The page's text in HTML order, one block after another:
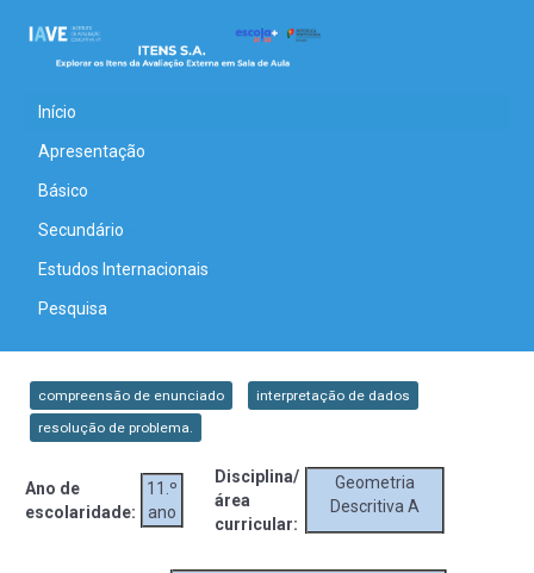
Início
Apresentação
Básico
Secundário
Estudos Internacionais
Pesquisa
compreensão de enunciado
interpretação de dados
resolução de problema.
Ano de
escolaridade:
11.º
ano
Disciplina/
área
curricular:
Geometria
Descritiva A